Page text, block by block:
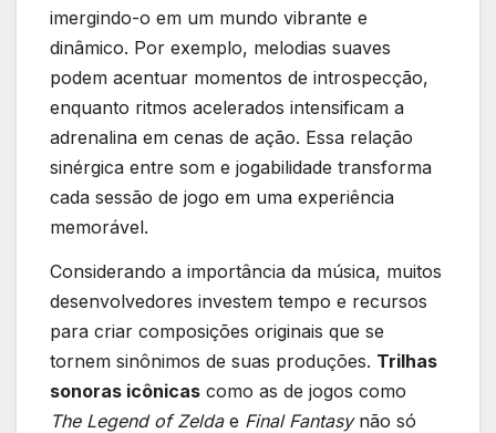
⁣imergindo-o em um ⁢mundo vibrante e
dinâmico. Por exemplo, melodias suaves
podem acentuar momentos de introspecção,⁢
enquanto ⁤ritmos acelerados intensificam a
adrenalina‌ em cenas de ação. Essa relação
sinérgica⁣ entre som e​ jogabilidade transforma ​
cada‌ sessão‍ de jogo em uma experiência
⁢memorável.
Considerando a ‌importância da música, ⁤muitos
desenvolvedores investem tempo e ⁢recursos
para criar ⁤composições originais que se
tornem sinônimos de suas produções. Trilhas
sonoras icônicas como as de jogos como ⁢
The Legend of Zeldae Final⁢ Fantasynão só‌